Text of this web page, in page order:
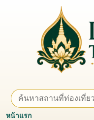
หน้าแรก